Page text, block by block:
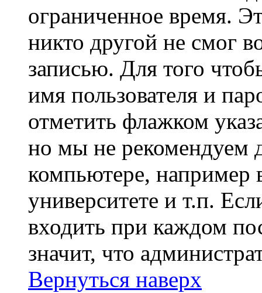
ограниченное время.
никто другой не смог
записью. Для того
имя пользователя и
отметить флажком
но мы не рекомендуем
компьютере, например
университете и т.п.
входить при каждом
значит, что
Вернуться наверх